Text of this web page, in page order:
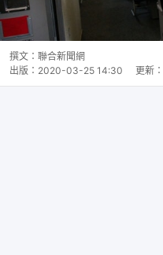
撰文： 聯合新聞網
出版： 2020-03-25 14:30 更新：